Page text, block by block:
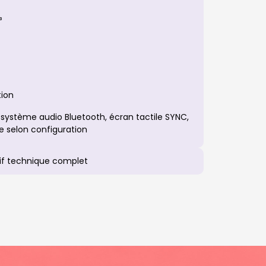
audio Bluetooth, écran tactile SYNC,
selon configuration
technique complet